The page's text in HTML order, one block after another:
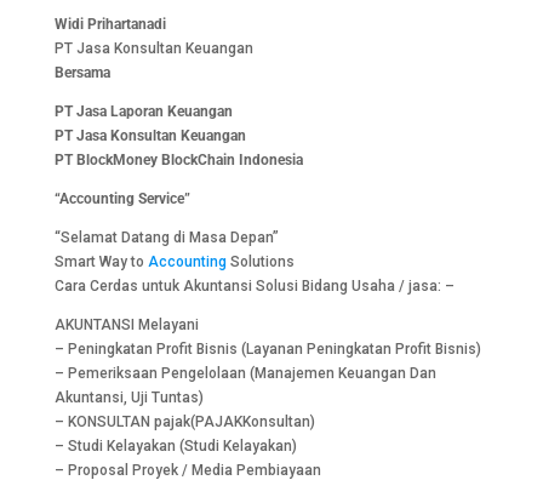
Widi Prihartanadi
PT Jasa Konsultan Keuangan
Bersama
PT Jasa Laporan Keuangan
PT Jasa Konsultan Keuangan
PT BlockMoney BlockChain Indonesia
“Accounting Service”
“Selamat Datang di Masa Depan”
Smart Way to AccountingSolutions
Cara Cerdas untuk Akuntansi Solusi Bidang Usaha / jasa: –
AKUNTANSI Melayani
– Peningkatan Profit Bisnis (Layanan Peningkatan Profit Bisnis)
– Pemeriksaan Pengelolaan (Manajemen Keuangan Dan
Akuntansi, Uji Tuntas)
– KONSULTAN pajak(PAJAKKonsultan)
– Studi Kelayakan (Studi Kelayakan)
– Proposal Proyek / Media Pembiayaan